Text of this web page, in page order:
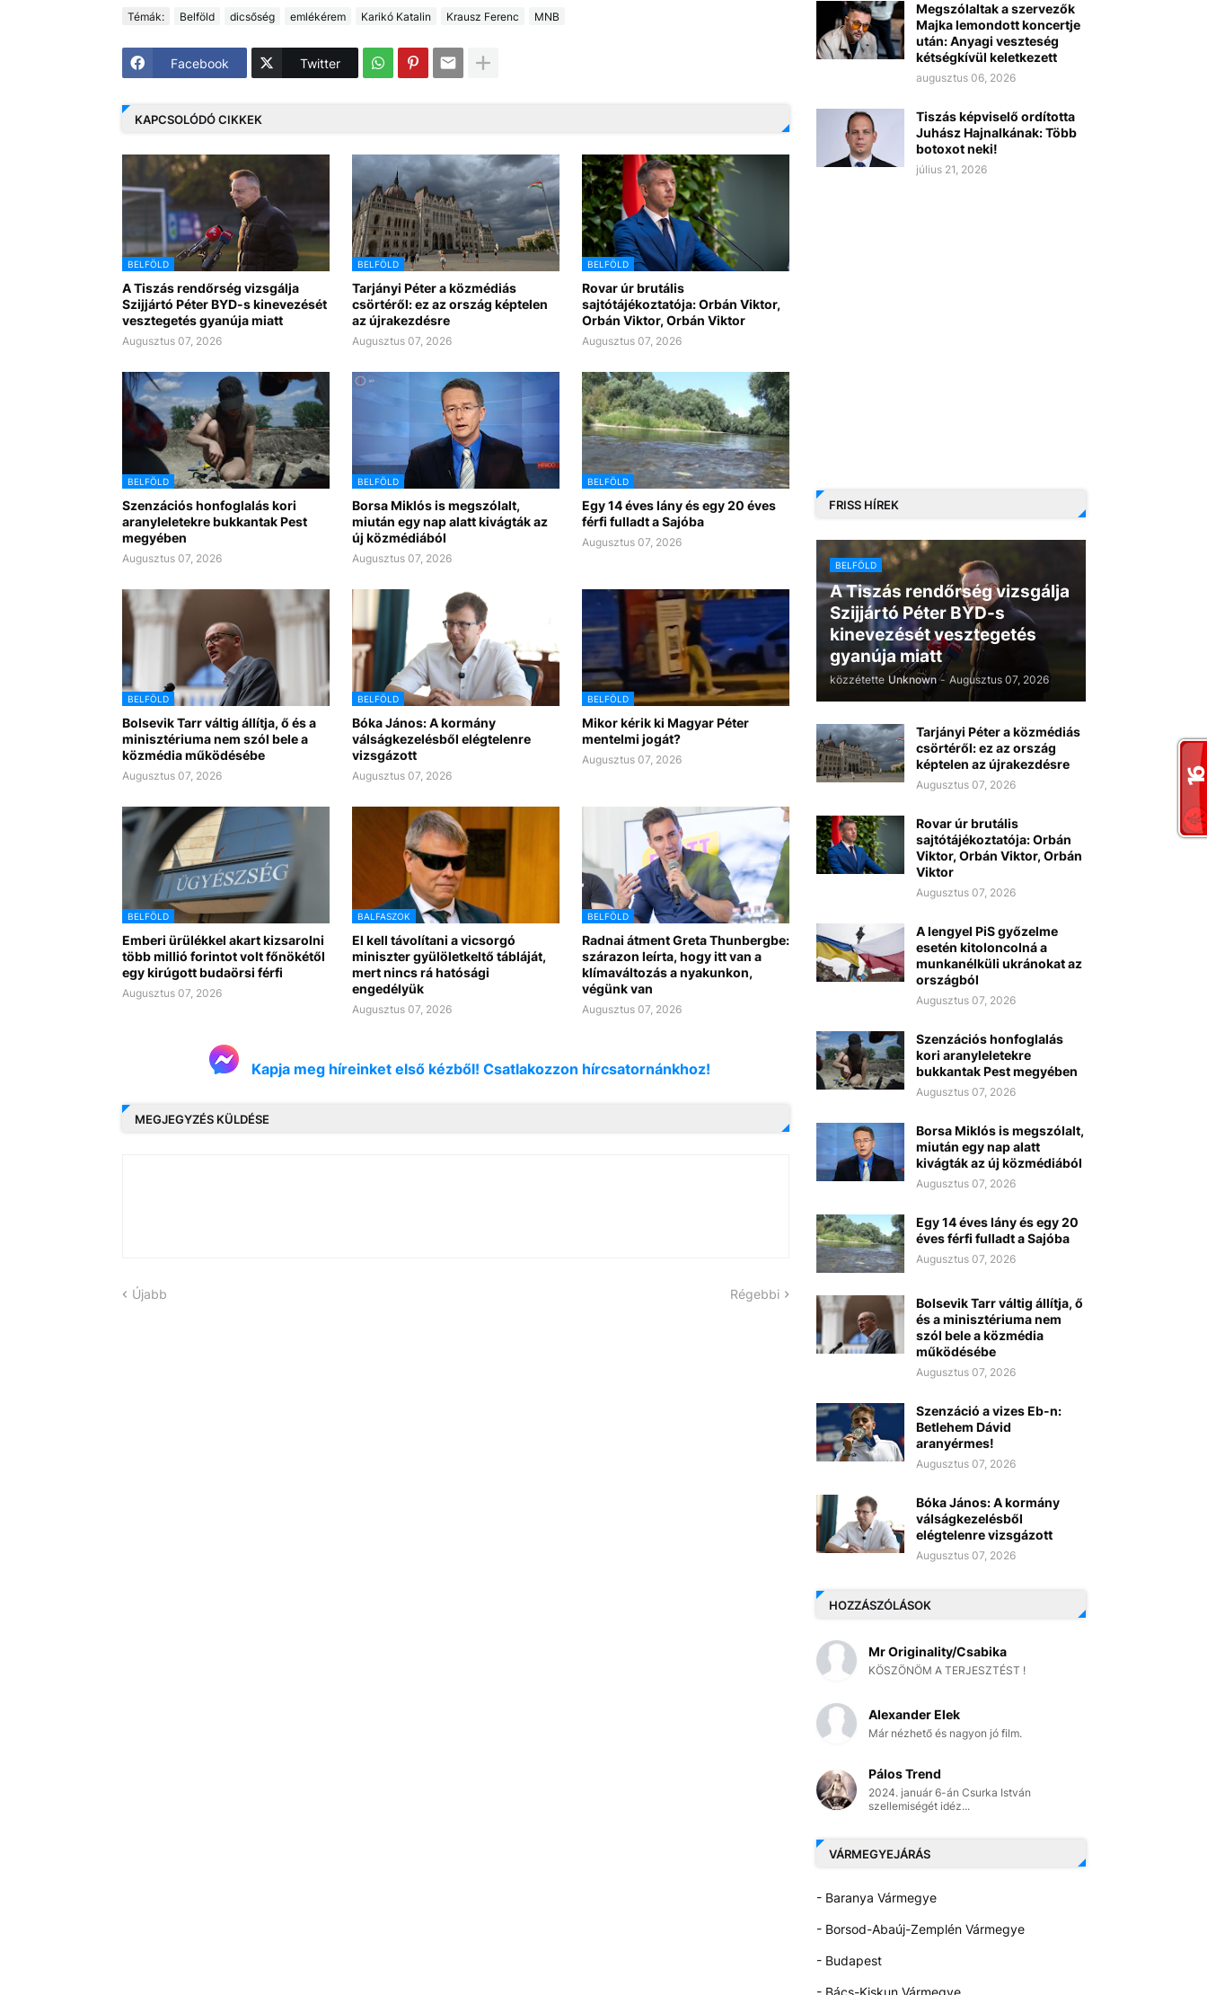
Témák: Belföld dicsőség emlékérem Karikó Katalin Krausz Ferenc MNB
Facebook Twitter
KAPCSOLÓDÓ CIKKEK
BELFÖLD
A Tiszás rendőrség vizsgálja
Szijjártó Péter BYD-s kinevezését
vesztegetés gyanúja miatt
Augusztus 07, 2026
BELFÖLD
Tarjányi Péter a közmédiás
csörtéről: ez az ország képtelen
az újrakezdésre
Augusztus 07, 2026
BELFÖLD
Rovar úr brutális
sajtótájékoztatója: Orbán Viktor,
Orbán Viktor, Orbán Viktor
Augusztus 07, 2026
BELFÖLD
Szenzációs honfoglalás kori
aranyleletekre bukkantak Pest
megyében
Augusztus 07, 2026
BELFÖLD
Borsa Miklós is megszólalt,
miután egy nap alatt kivágták az
új közmédiából
Augusztus 07, 2026
BELFÖLD
Egy 14 éves lány és egy 20 éves
férfi fulladt a Sajóba
Augusztus 07, 2026
BELFÖLD
Bolsevik Tarr váltig állítja, ő és a
minisztériuma nem szól bele a
közmédia működésébe
Augusztus 07, 2026
BELFÖLD
Bóka János: A kormány
válságkezelésből elégtelenre
vizsgázott
Augusztus 07, 2026
BELFÖLD
Mikor kérik ki Magyar Péter
mentelmi jogát?
Augusztus 07, 2026
BELFÖLD
Emberi ürülékkel akart kizsarolni
több millió forintot volt főnökétől
egy kirúgott budaörsi férfi
Augusztus 07, 2026
BALFASZOK
El kell távolítani a vicsorgó
miniszter gyülöletkeltő tábláját,
mert nincs rá hatósági
engedélyük
Augusztus 07, 2026
BELFÖLD
Radnai átment Greta Thunbergbe:
szárazon leírta, hogy itt van a
klímaváltozás a nyakunkon,
végünk van
Augusztus 07, 2026
Kapja meg híreinket első kézből! Csatlakozzon hírcsatornánkhoz!
MEGJEGYZÉS KÜLDÉSE
Újabb Régebbi
Megszólaltak a szervezők
Majka lemondott koncertje
után: Anyagi veszteség
kétségkívül keletkezett
augusztus 06, 2026
Tiszás képviselő ordította
Juhász Hajnalkának: Több
botoxot neki!
július 21, 2026
FRISS HÍREK
BELFÖLD
A Tiszás rendőrség vizsgálja
Szijjártó Péter BYD-s
kinevezését vesztegetés
gyanúja miatt
közzétette Unknown - Augusztus 07, 2026
Tarjányi Péter a közmédiás
csörtéről: ez az ország
képtelen az újrakezdésre
Augusztus 07, 2026
Rovar úr brutális
sajtótájékoztatója: Orbán
Viktor, Orbán Viktor, Orbán
Viktor
Augusztus 07, 2026
A lengyel PiS győzelme
esetén kitoloncolná a
munkanélküli ukránokat az
országból
Augusztus 07, 2026
Szenzációs honfoglalás
kori aranyleletekre
bukkantak Pest megyében
Augusztus 07, 2026
Borsa Miklós is megszólalt,
miután egy nap alatt
kivágták az új közmédiából
Augusztus 07, 2026
Egy 14 éves lány és egy 20
éves férfi fulladt a Sajóba
Augusztus 07, 2026
Bolsevik Tarr váltig állítja, ő
és a minisztériuma nem
szól bele a közmédia
működésébe
Augusztus 07, 2026
Szenzáció a vizes Eb-n:
Betlehem Dávid
aranyérmes!
Augusztus 07, 2026
Bóka János: A kormány
válságkezelésből
elégtelenre vizsgázott
Augusztus 07, 2026
HOZZÁSZÓLÁSOK
Mr Originality/Csabika
KÖSZÖNÖM A TERJESZTÉST !
Alexander Elek
Már nézhető és nagyon jó film.
Pálos Trend
2024. január 6-án Csurka István
szellemiségét idéz...
VÁRMEGYEJÁRÁS
- Baranya Vármegye
- Borsod-Abaúj-Zemplén Vármegye
- Budapest
- Bács-Kiskun Vármegye